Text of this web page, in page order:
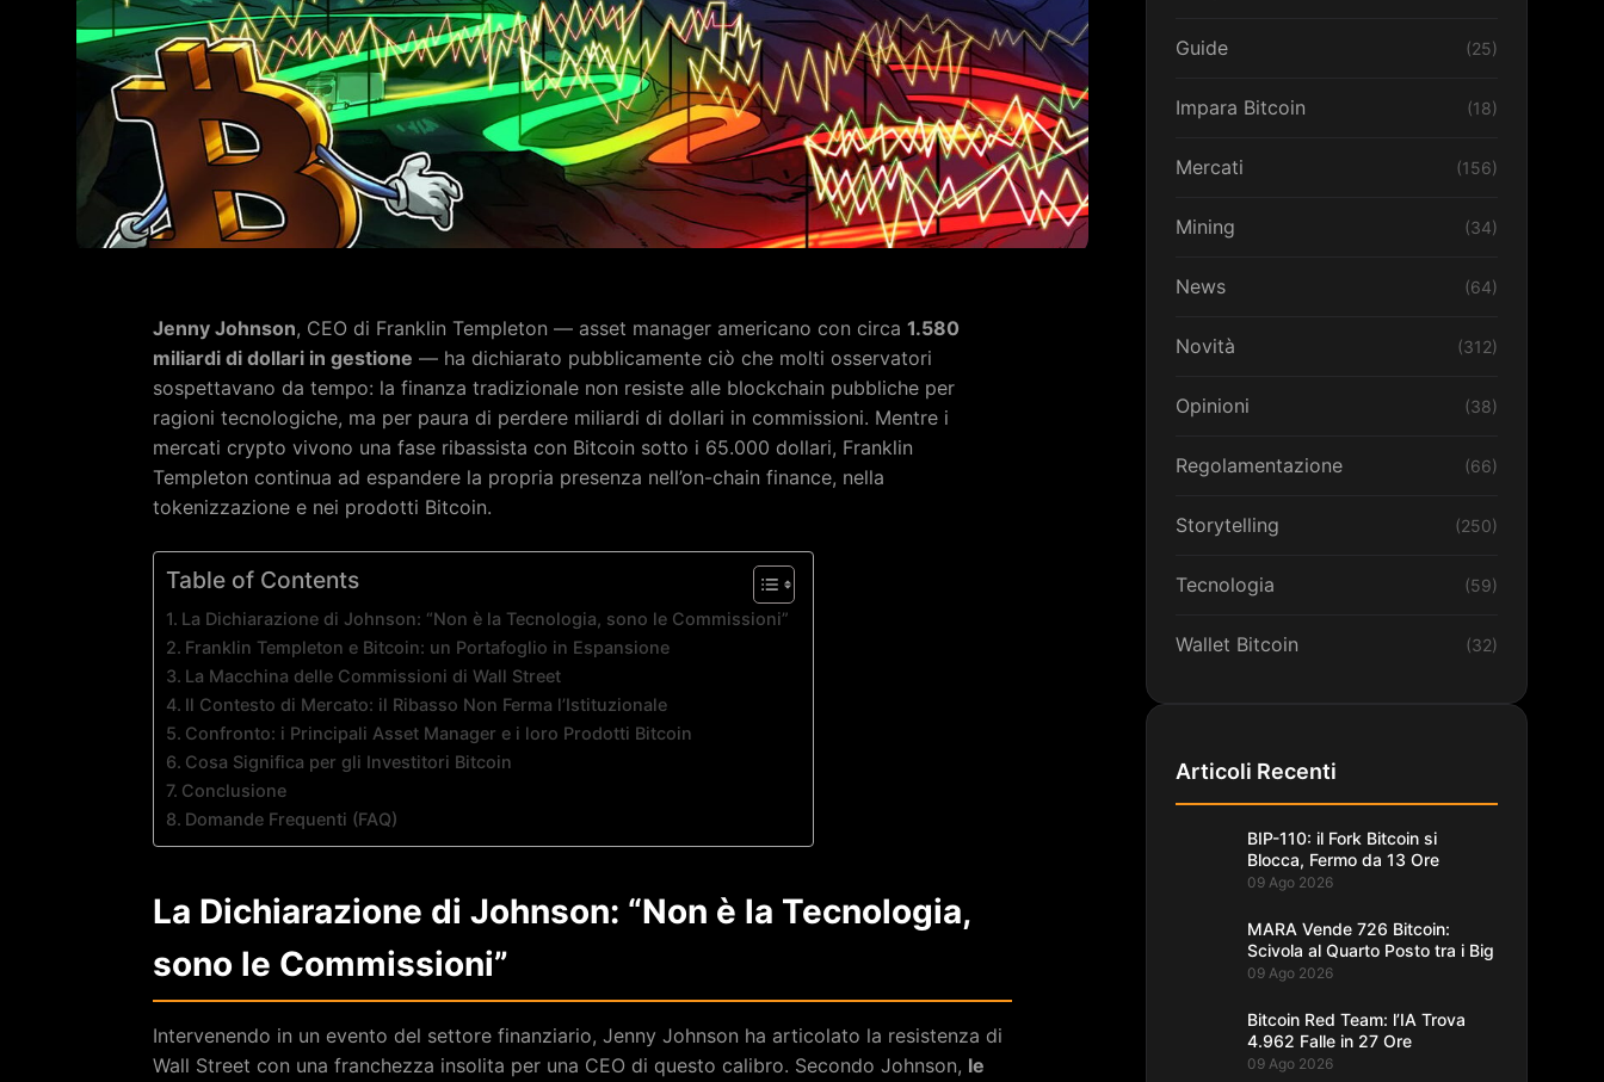
Jenny Johnson, CEO di Franklin Templeton — asset manager americano con circa 1.580
miliardi di dollari in gestione — ha dichiarato pubblicamente ciò che molti osservatori
sospettavano da tempo: la finanza tradizionale non resiste alle blockchain pubbliche per
ragioni tecnologiche, ma per paura di perdere miliardi di dollari in commissioni. Mentre i
mercati crypto vivono una fase ribassista con Bitcoin sotto i 65.000 dollari, Franklin
Templeton continua ad espandere la propria presenza nell’on-chain finance, nella
tokenizzazione e nei prodotti Bitcoin.
Table of Contents
La Dichiarazione di Johnson: “Non è la Tecnologia, sono le Commissioni”
Franklin Templeton e Bitcoin: un Portafoglio in Espansione
La Macchina delle Commissioni di Wall Street
Il Contesto di Mercato: il Ribasso Non Ferma l’Istituzionale
Confronto: i Principali Asset Manager e i loro Prodotti Bitcoin
Cosa Significa per gli Investitori Bitcoin
Conclusione
Domande Frequenti (FAQ)
La Dichiarazione di Johnson: “Non è la Tecnologia,
sono le Commissioni”
Intervenendo in un evento del settore finanziario, Jenny Johnson ha articolato la resistenza di
Wall Street con una franchezza insolita per una CEO di questo calibro. Secondo Johnson, le
Guide (25)
Impara Bitcoin (18)
Mercati (156)
Mining (34)
News (64)
Novità (312)
Opinioni (38)
Regolamentazione (66)
Storytelling (250)
Tecnologia (59)
Wallet Bitcoin (32)
Articoli Recenti
BIP-110: il Fork Bitcoin si
Blocca, Fermo da 13 Ore
09 Ago 2026
MARA Vende 726 Bitcoin:
Scivola al Quarto Posto tra i Big
09 Ago 2026
Bitcoin Red Team: l’IA Trova
4.962 Falle in 27 Ore
09 Ago 2026